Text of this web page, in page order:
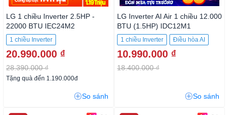
LG 1 chiều Inverter 2.5HP -
22000 BTU IEC24M2
1 chiều Inverter
20.990.000 ₫
28.390.000 ₫
Tặng quà đến 1.190.000đ
So sánh
LG Inverter AI Air 1 chiều 12.000
BTU (1.5HP) IDC12M1
1 chiều Inverter Điều hòa AI
10.990.000 ₫
18.400.000 ₫
So sánh